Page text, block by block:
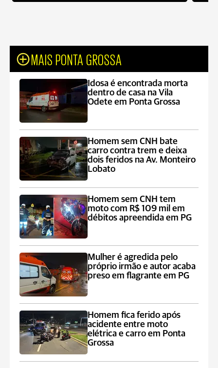
MAIS PONTA GROSSA
Idosa é encontrada morta
dentro de casa na Vila
Odete em Ponta Grossa
Homem sem CNH bate
carro contra trem e deixa
dois feridos na Av. Monteiro
Lobato
Homem sem CNH tem
moto com R$ 109 mil em
débitos apreendida em PG
Mulher é agredida pelo
próprio irmão e autor acaba
preso em flagrante em PG
Homem fica ferido após
acidente entre moto
elétrica e carro em Ponta
Grossa